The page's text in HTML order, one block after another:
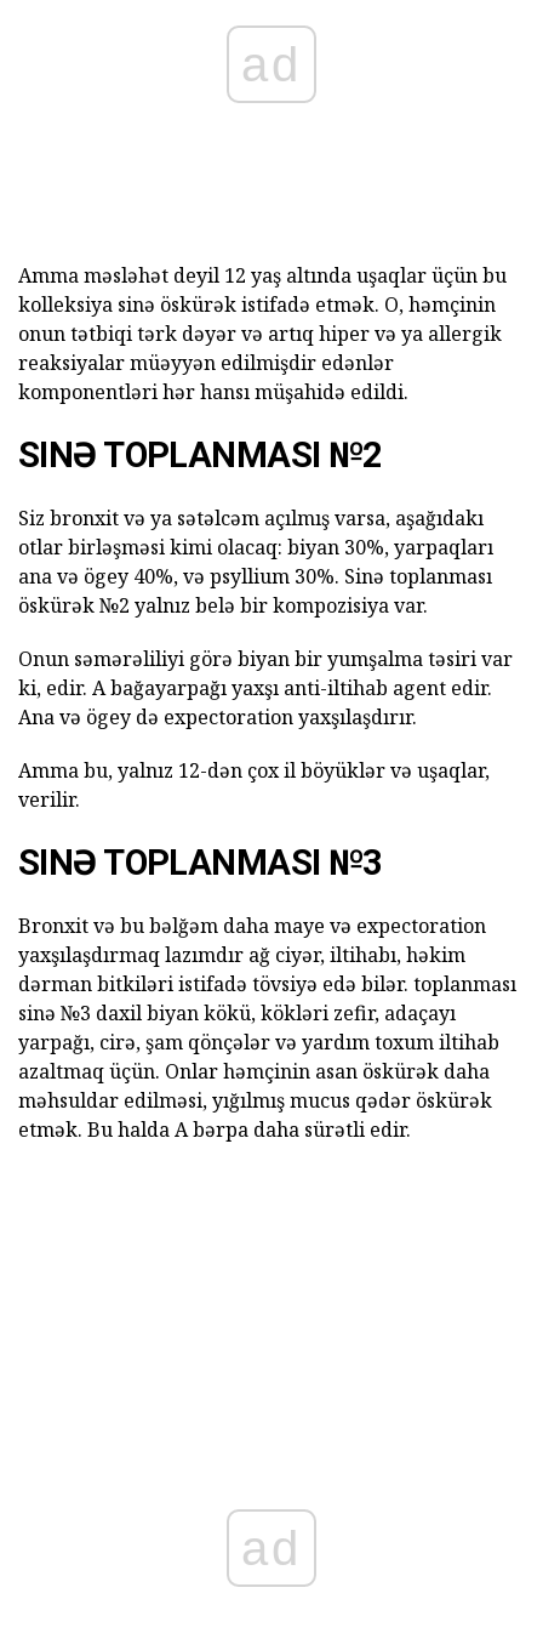
ad
Amma məsləhət deyil 12 yaş altında uşaqlar üçün bu
kolleksiya sinə öskürək istifadə etmək. O, həmçinin
onun tətbiqi tərk dəyər və artıq hiper və ya allergik
reaksiyalar müəyyən edilmişdir edənlər
komponentləri hər hansı müşahidə edildi.
SINƏ TOPLANMASI №2
Siz bronxit və ya sətəlcəm açılmış varsa, aşağıdakı
otlar birləşməsi kimi olacaq: biyan 30%, yarpaqları
ana və ögey 40%, və psyllium 30%. Sinə toplanması
öskürək №2 yalnız belə bir kompozisiya var.
Onun səmərəliliyi görə biyan bir yumşalma təsiri var
ki, edir. A bağayarpağı yaxşı anti-iltihab agent edir.
Ana və ögey də expectoration yaxşılaşdırır.
Amma bu, yalnız 12-dən çox il böyüklər və uşaqlar,
verilir.
SINƏ TOPLANMASI №3
Bronxit və bu bəlğəm daha maye və expectoration
yaxşılaşdırmaq lazımdır ağ ciyər, iltihabı, həkim
dərman bitkiləri istifadə tövsiyə edə bilər. toplanması
sinə №3 daxil biyan kökü, kökləri zefir, adaçayı
yarpağı, cirə, şam qönçələr və yardım toxum iltihab
azaltmaq üçün. Onlar həmçinin asan öskürək daha
məhsuldar edilməsi, yığılmış mucus qədər öskürək
etmək. Bu halda A bərpa daha sürətli edir.
ad